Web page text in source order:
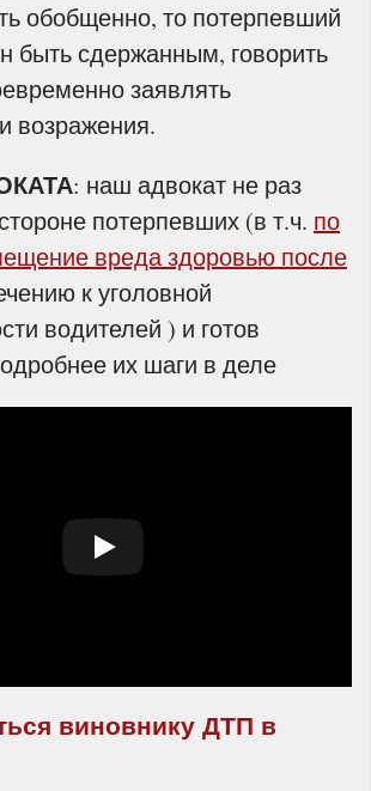
обобщенно, то потерпевший
быть сдержанным, говорить
заявлять
возражения.
: наш адвокат не раз
потерпевших (в т.ч. по
вреда здоровью после
к уголовной
водителей ) и готов
их шаги в деле
виновнику ДТП в